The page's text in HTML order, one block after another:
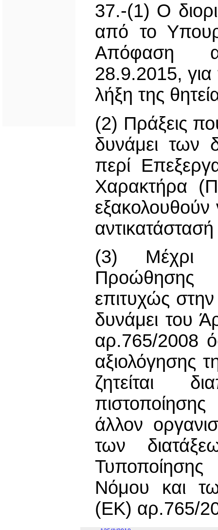
37.-(1) Ο
από το
Απόφαση
28.9.2015, για
λήξη της
(2) Πράξεις
δυνάμει των
περί
Χαρακτήρα
εξακολουθούν
(3) Μέχρι
Προώθησης
επιτυχώς
δυνάμει του
αρ.765/2008
αξιολόγησης
ζητείται
άλλον
των
Νόμου και
(ΕΚ) αρ.765/